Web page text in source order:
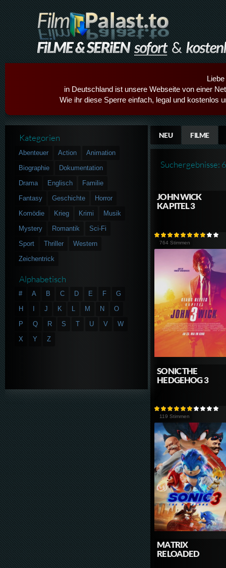
in Deutschland ist unsere Webseite von einer
Wie ihr diese Sperre einfach, legal und kostenlos
NEU FILME
Suchergebnisse:
JOHN WICK
KAPITEL 3
764 Stimmen
SONIC THE
HEDGEHOG 3
119 Stimmen
MATRIX
RELOADED
Kategorien
Abenteuer Action
Animation
Biographie
Dokumentation
Drama
Englisch
Familie
Fantasy
Geschichte
Horror
Komödie
Krieg Krimi
Musik
Mystery
Romantik
Sci-Fi
Sport
Thriller
Western
Zeichentrick
Alphabetisch
# A B C D E F
G
H
J K L M N
O
P
Q R S T U V
W
X
Y Z